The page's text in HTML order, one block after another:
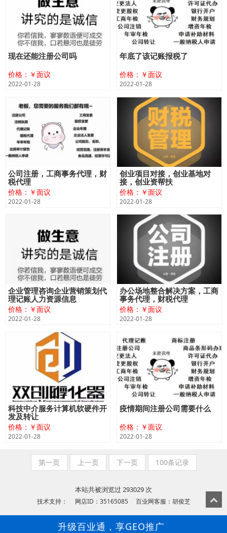
现在还能注册公司吗
价格：￥面议
2022-01-28
年底了该记账报税了
价格：￥面议
2022-01-28
公司注册，工商事务代理，财
税代理
价格：￥面议
2022-01-28
创业项目对接，创业基地对
接，创业资帮扶
价格：￥面议
2022-01-28
企业管理咨询企业营销策划代
理记账人力资源信息
价格：￥面议
2022-01-28
办公场地整合解决方案，工商
事务代理，财税代理
价格：￥面议
2022-01-28
科技中介服务计算机软硬件开
发及转让
价格：￥面议
2022-01-28
疫情期间注册公司需要什么
价格：￥面议
2022-01-28
第一页 上一页 下一页 100条记录
本站共被浏览过 293029 次
技术支持： 网店ID：35165085 百业网客服：胡俊芝
升级百业通，享GEO推广